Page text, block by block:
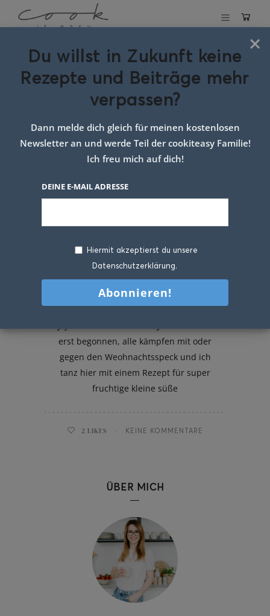
Schlagwort:
Dessert light
Schneebälle mit Topfen und
Ananas
erst begonnen, alle kämpfen mit oder
gegen den Weohnachtsspeck und ich
tanz hier mit einem Rezept für super
fruchtige kleine süße
2 LIKES KEINE KOMMENTARE
ÜBER MICH
×
Du willst in Zukunft keine
Rezepte und Beiträge mehr
verpassen?
Dann melde dich gleich für meinen kostenlosen
Newsletter an und werde Teil der cookiteasy Familie!
Ich freu mich auf dich!
DEINE E-MAIL ADRESSE
Hiermit akzeptierst du unsere
Datenschutzerklärung.